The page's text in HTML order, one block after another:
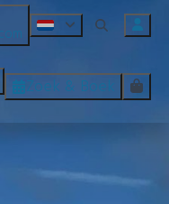
Zoek & Boek